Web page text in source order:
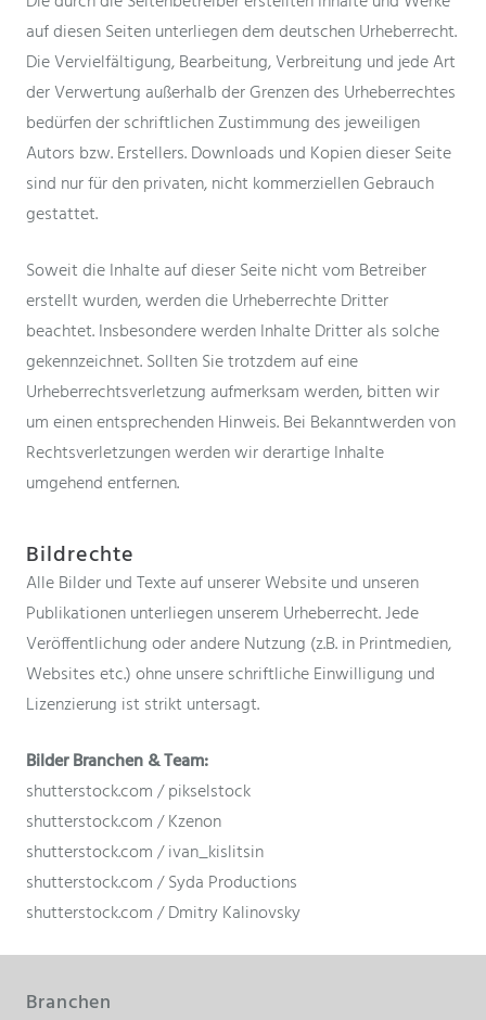
auf diesen Seiten unterliegen dem deutschen Urheberrecht.
Die Vervielfältigung, Bearbeitung, Verbreitung und jede Art
der Verwertung außerhalb der Grenzen des Urheberrechtes
bedürfen der schriftlichen Zustimmung des jeweiligen
Autors bzw. Erstellers. Downloads und Kopien dieser Seite
sind nur für den privaten, nicht kommerziellen Gebrauch
gestattet.
Soweit die Inhalte auf dieser Seite nicht vom Betreiber
erstellt wurden, werden die Urheberrechte Dritter
beachtet. Insbesondere werden Inhalte Dritter als solche
gekennzeichnet. Sollten Sie trotzdem auf eine
Urheberrechtsverletzung aufmerksam werden, bitten wir
um einen entsprechenden Hinweis. Bei Bekanntwerden von
Rechtsverletzungen werden wir derartige Inhalte
umgehend entfernen.
Bildrechte
Alle Bilder und Texte auf unserer Website und unseren
Publikationen unterliegen unserem Urheberrecht. Jede
Veröffentlichung oder andere Nutzung (z.B. in Printmedien,
Websites etc.) ohne unsere schriftliche Einwilligung und
Lizenzierung ist strikt untersagt.
Bilder Branchen & Team:
shutterstock.com / pikselstock
shutterstock.com / Kzenon
shutterstock.com / ivan_kislitsin
shutterstock.com / Syda Productions
shutterstock.com / Dmitry Kalinovsky
Branchen